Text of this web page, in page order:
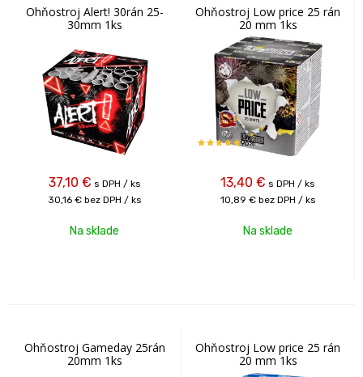
Ohňostroj Alert! 30rán 25-
30mm 1ks
37,10 € s DPH / ks
30,16 € bez DPH / ks
Na sklade
Ohňostroj Low price 25 rán
20 mm 1ks
96%
13,40 € s DPH / ks
10,89 € bez DPH / ks
Na sklade
Ohňostroj Gameday 25rán
20mm 1ks
Ohňostroj Low price 25 rán
20 mm 1ks